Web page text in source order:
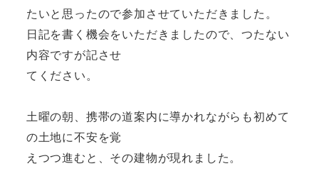
たいと思ったので参加させていただきました。
日記を書く機会をいただきましたので、つたない
内容ですが記させ
てください。
土曜の朝、携帯の道案内に導かれながらも初めて
の土地に不安を覚
えつつ進むと、その建物が現れました。